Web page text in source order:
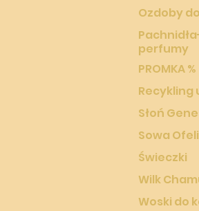
Ozdoby
perfumy
PROMKA %
Recykling
Słoń
Sowa
Świeczki
Wilk
Woski do